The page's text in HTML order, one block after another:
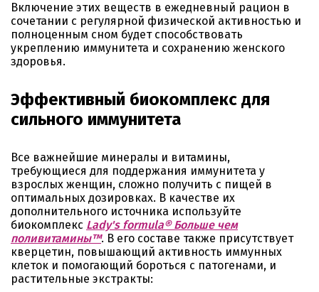
Включение этих веществ в ежедневный рацион в
сочетании с регулярной физической активностью и
полноценным сном будет способствовать
укреплению иммунитета и сохранению женского
здоровья.
Эффективный биокомплекс для
сильного иммунитета
Все важнейшие минералы и витамины,
требующиеся для поддержания иммунитета у
взрослых женщин, сложно получить с пищей в
оптимальных дозировках. В качестве их
дополнительного источника используйте
биокомплекс Lady's formula® Больше чем
поливитамины™. В его составе также присутствует
кверцетин, повышающий активность иммунных
клеток и помогающий бороться с патогенами, и
растительные экстракты: